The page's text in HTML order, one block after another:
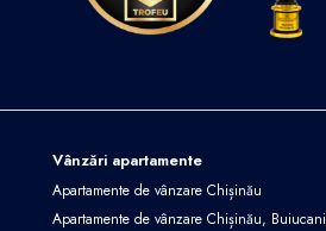
Vânzări apartamente
Apartamente de vânzare Chișinău
Apartamente de vânzare Chișinău, Buiucani